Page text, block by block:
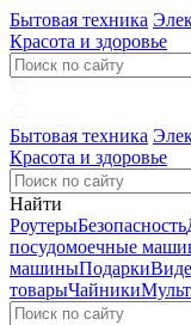
Бытовая техника
Красота и здоровье
Бытовая техника
Красота и здоровье
Найти
РоутерыБезопасность
посудомоечные
машиныПодарки
товарыЧайники